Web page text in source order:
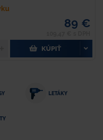
89 €
KÚPIŤ
LETÁKY